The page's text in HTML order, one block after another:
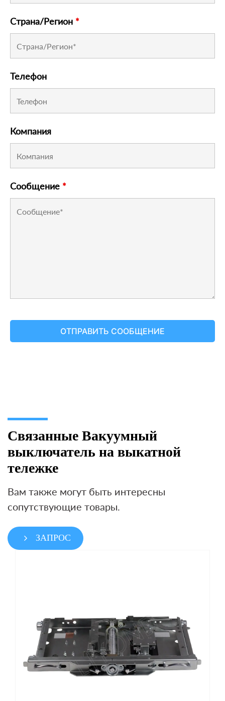
Страна/Регион *
Телефон
Компания
Сообщение *
Связанные Вакуумный
выключатель на выкатной
тележке
Вам также могут быть интересны
сопутствующие товары.
ЗАПРОС